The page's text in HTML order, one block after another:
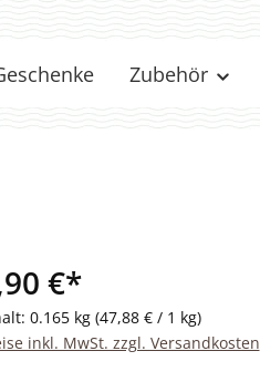
Zubehör
€*
0.165 kg (47,88 € / 1 kg)
inkl. MwSt. zzgl. Versandkosten